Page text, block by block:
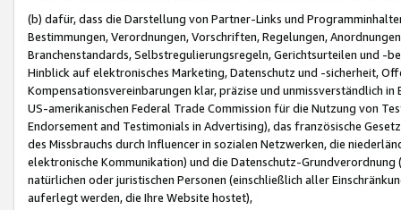
(b) dafür, dass die Darstellung von Partner-Links und
Bestimmungen, Verordnungen, Vorschriften, Regelungen,
Branchenstandards, Selbstregulierungsregeln, Gerichtsurteilen und -
Hinblick auf elektronisches Marketing, Datenschutz und -sicherheit,
Kompensationsvereinbarungen klar, präzise und unmissverständlich
US-amerikanischen Federal Trade Commission für die Nutzung von
Endorsement and Testimonials in Advertising), das französische
des Missbrauchs durch Influencer in sozialen Netzwerken, die
elektronische Kommunikation) und die Datenschutz-
natürlichen oder juristischen Personen (einschließlich aller
auferlegt werden, die Ihre Website hostet),